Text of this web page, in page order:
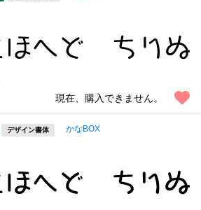
現在、購入できません。
デザイン書体 かなBOX